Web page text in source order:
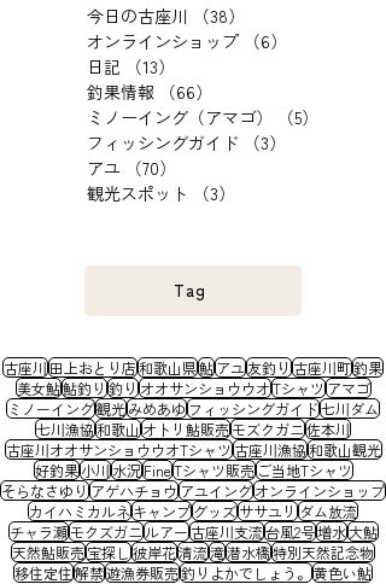
今日の古座川
（38）
オンラインショップ
（6）
日記
（13）
釣果情報
（66）
ミノーイング（アマゴ）
（5）
フィッシングガイド
（3）
アユ
（70）
観光スポット
（3）
Tag
古座川田上おとり店和歌山県鮎アユ友釣り古座川町釣果
美女鮎鮎釣り釣りオオサンショウウオTシャツアマゴ
ミノーイング観光みめあゆフィッシングガイド七川ダム
七川漁協和歌山オトリ鮎販売モズクガニ佐本川
古座川オオサンショウウオTシャツ古座川漁協和歌山観光
好釣果小川水況FineTシャツ販売ご当地Tシャツ
そらなさゆりアゲハチョウアユイングオンラインショップ
カイハミカルネキャンプグッズササユリダム放流
チャラ瀬モクズガニルアー古座川支流台風2号増水大鮎
天然鮎販売宝探し彼岸花清流滝潜水橋特別天然記念物
移住定住解禁遊漁券販売釣りよかでしょう。黄色い鮎